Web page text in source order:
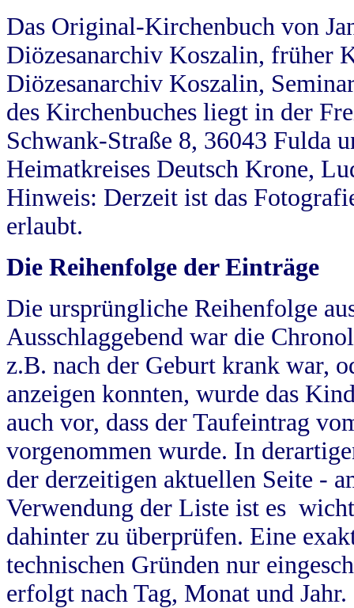
Das Original-Kirchenbuch von
Diözesanarchiv Koszalin, früher
Diözesanarchiv Koszalin,
des Kirchenbuches liegt in der
Schwank-Straße 8, 36043 Fulda
Heimatkreises Deutsch Krone,
Hinweis: Derzeit ist das
erlaubt.
Die Reihenfolge der Einträge
Die ursprüngliche Reihenfolge
Ausschlaggebend war die
z.B. nach der Geburt krank war,
anzeigen konnten, wurde das
auch vor, dass der Taufeintrag
vorgenommen wurde. In
der derzeitigen aktuellen Seite -
Verwendung der Liste ist es
dahinter zu überprüfen. Eine
technischen Gründen nur
erfolgt nach Tag, Monat und Jahr.